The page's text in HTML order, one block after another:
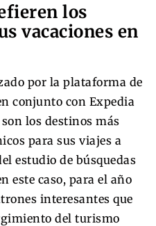
los
vacaciones en
por la plataforma de
conjunto con Expedia
los destinos más
para sus viajes a
estudio de búsquedas
este caso, para el año
interesantes que
del turismo